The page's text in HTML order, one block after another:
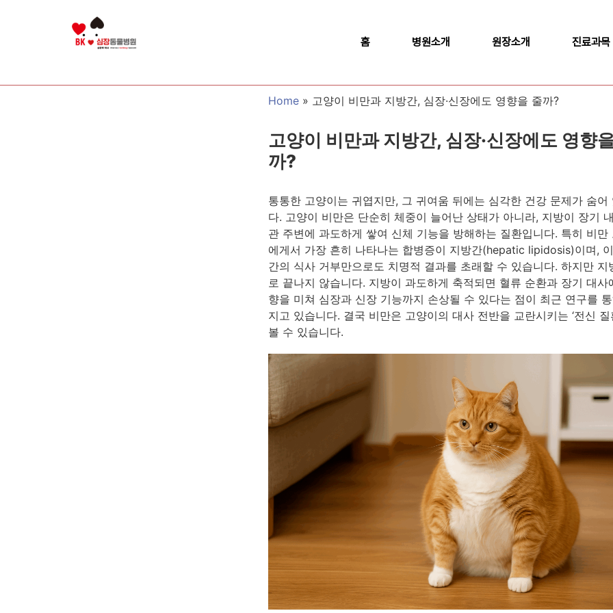
홈 병원소개 원장소개 진료과목
Home » 고양이 비만과 지방간, 심장·신장에도 영향을 줄까?
고양이 비만과 지방간, 심장·신장에도 영향
까?
통통한 고양이는 귀엽지만, 그 귀여움 뒤에는 심각한 건강 문제가 숨어
다. 고양이 비만은 단순히 체중이 늘어난 상태가 아니라, 지방이 장기
관 주변에 과도하게 쌓여 신체 기능을 방해하는 질환입니다. 특히 비만
에게서 가장 흔히 나타나는 합병증이 지방간(hepatic lipidosis)이며,
간의 식사 거부만으로도 치명적 결과를 초래할 수 있습니다. 하지만 지
로 끝나지 않습니다. 지방이 과도하게 축적되면 혈류 순환과 장기 대사
향을 미쳐 심장과 신장 기능까지 손상될 수 있다는 점이 최근 연구를
지고 있습니다. 결국 비만은 고양이의 대사 전반을 교란시키는 ‘전신 질
볼 수 있습니다.